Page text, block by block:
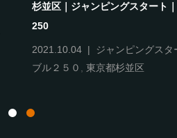
杉並区｜ジャンピングスタート
250
2021.10.04 ジャンピングスタ
ブル２５０ , 東京都杉並区